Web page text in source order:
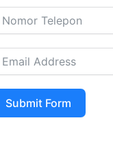
Submit Form